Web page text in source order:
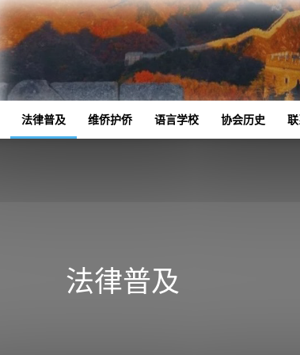
法律普及 维侨护侨 语言学校 协会历史
法律普及